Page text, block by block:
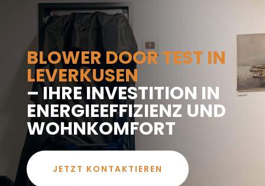
BLOWER DOOR TEST IN
LEVERKUSEN
– IHRE INVESTITION IN
ENERGIEEFFIZIENZ UND
WOHNKOMFORT
JETZT KONTAKTIEREN